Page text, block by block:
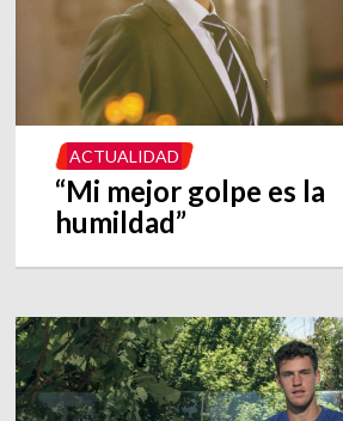
ACTUALIDAD
“Mi mejor golpe es la
humildad”